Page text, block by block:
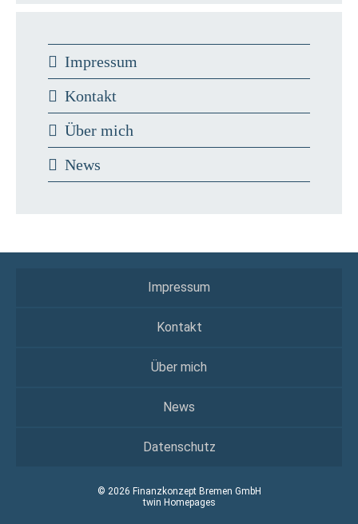
Impressum
Kontakt
Über mich
News
Impressum
Kontakt
Über mich
News
Datenschutz
© 2026 Finanzkonzept Bremen GmbH
twin Homepages